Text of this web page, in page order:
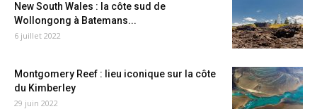
New South Wales : la côte sud de
Wollongong à Batemans...
6 juillet 2022
Montgomery Reef : lieu iconique sur la côte
du Kimberley
29 juin 2022